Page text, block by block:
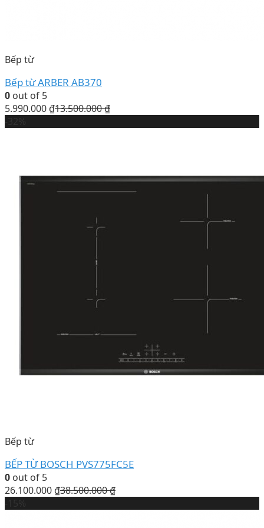
Bếp từ
Bếp từ ARBER AB370
0 out of 5
5.990.000 ₫13.500.000₫
Bếp từ
BẾP TỪ BOSCH PVS775FC5E
0 out of 5
26.100.000 ₫38.500.000₫